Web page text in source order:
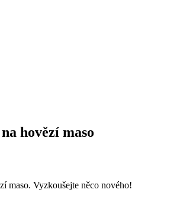
hovězí maso
maso. Vyzkoušejte něco nového!